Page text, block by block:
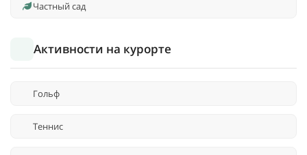
Частный сад
Активности на курорте
Гольф
Теннис